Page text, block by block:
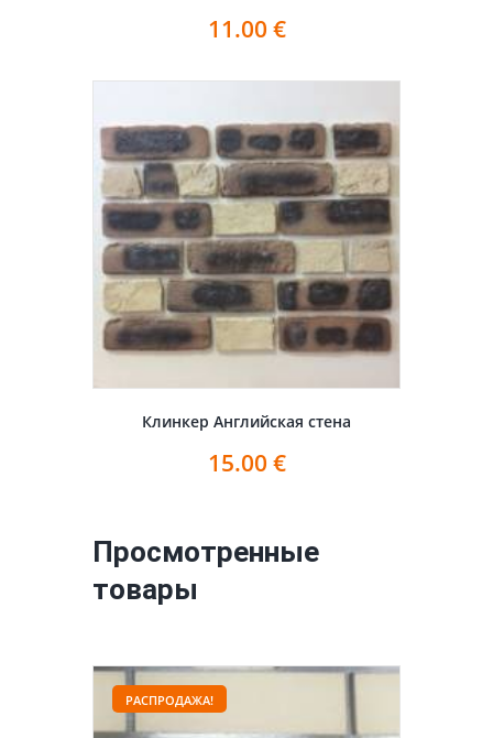
11.00 €
Клинкер Английская стена
15.00 €
Просмотренные
товары
РАСПРОДАЖА!